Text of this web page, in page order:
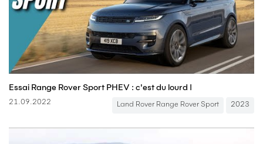
Essai Range Rover Sport PHEV : c'est du lourd !
21.09.2022 Land Rover Range Rover Sport 2023